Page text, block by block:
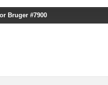
Bruger #7900